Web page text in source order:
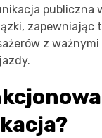
publiczna
zapewniając
z